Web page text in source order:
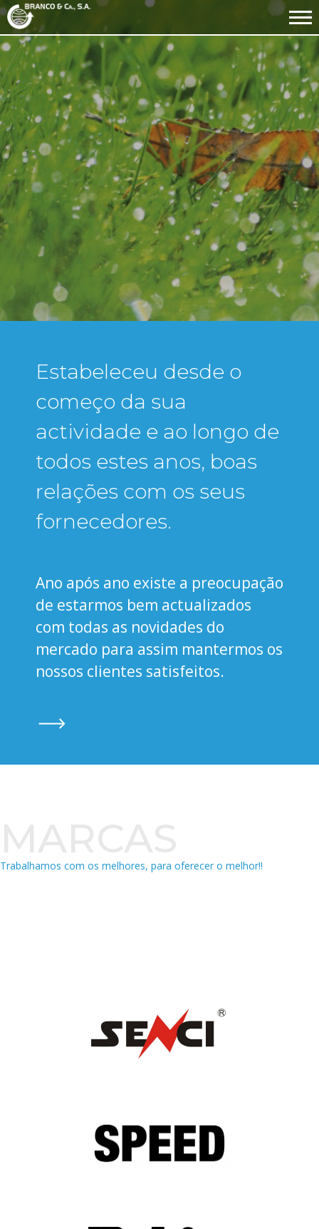
Estabeleceu desde o
começo da sua
actividade e ao longo de
todos estes anos, boas
relações com os seus
fornecedores.
Ano após ano existe a preocupação
de estarmos bem actualizados
com todas as novidades do
mercado para assim mantermos os
nossos clientes satisfeitos.
Trabalhamos com os melhores, para oferecer o melhor!!